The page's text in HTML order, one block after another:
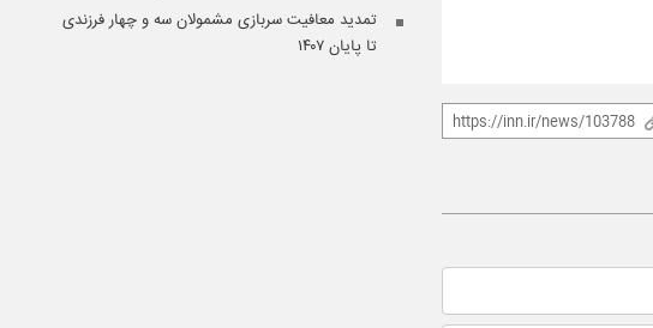
تمدید معافیت سربازی مشمولان سه و چهار فرزندی
تا پایان ۱۴۰۷